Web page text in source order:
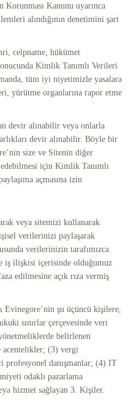
Kanunu uyarınca
alındığının denetimini şart
celpname, hükümet
Kimlik Tanımlı Verileri
tüm iyi niyetimizle yasalara
yürütme organlarına rapor etme
devir alınabilir veya onlarla
devir alınabilir. Böyle bir
size ve Sitenin diğer
için Kimlik Tanımlı
açmasına izin
veya sitemizi kullanarak
verilerinizi paylaşarak
verilerinizin tarafımızca
iş ilişkisi içerisinde olduğumuz
edilmesine açık rıza vermiş
Evinegore’nin şu üçüncü kişilere,
sınırlar çerçevesinde veri
belirlenen
(3) vergi
profesyonel danışmanlar; (4) IT
odaklı pazarlama
hizmet sağlayan 3. Kişiler.